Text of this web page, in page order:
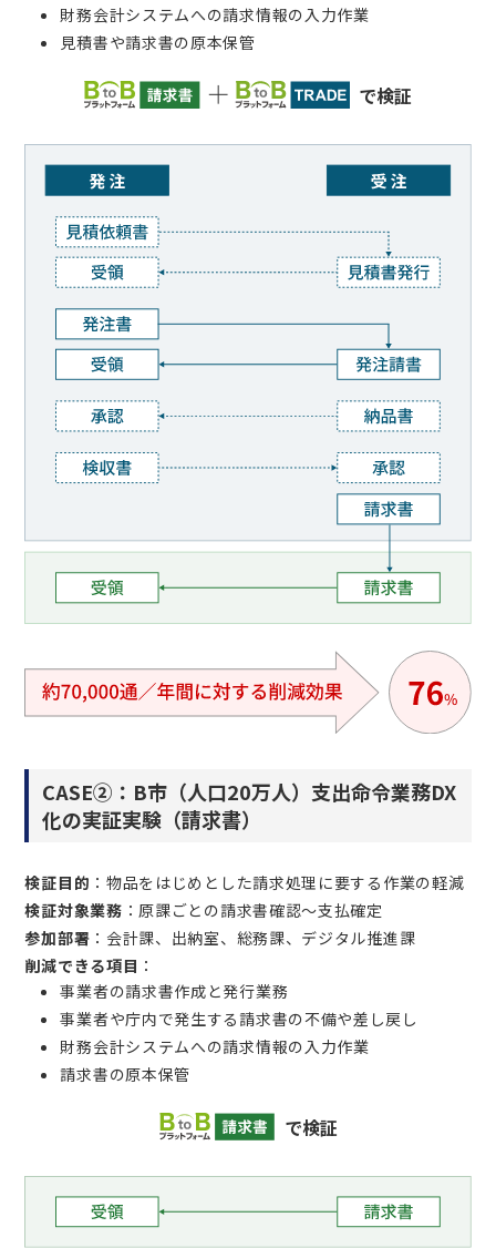
財務会計システムへの請求情報の入力作業
見積書や請求書の原本保管
で検証
CASE②：B市（人口20万人）支出命令業務DX
化の実証実験（請求書）
検証目的 ：物品をはじめとした請求処理に要する作業の軽減
検証対象業務 ：原課ごとの請求書確認～支払確定
参加部署 ：会計課、出納室、総務課、デジタル推進課
削減できる項目 ：
事業者の請求書作成と発行業務
事業者や庁内で発生する請求書の不備や差し戻し
財務会計システムへの請求情報の入力作業
請求書の原本保管
で検証